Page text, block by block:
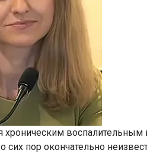
хроническим
сих пор окончательно